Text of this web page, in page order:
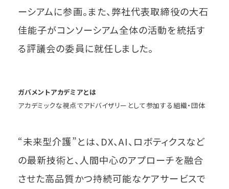
ーシアムに参画。また、弊社代表取締役の大石
佳能子がコンソーシアム全体の活動を統括す
る評議会の委員に就任しました。
ガバメントアカデミアとは
アカデミックな視点でアドバイザリーとして参加する組織・団体
“未来型介護”とは、DX、AI、ロボティクスなど
の最新技術と、人間中心のアプローチを融合
させた高品質かつ持続可能なケアサービスで